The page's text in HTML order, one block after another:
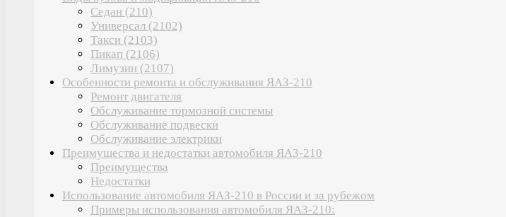
Седан (210)
Универсал (2102)
Такси (2103)
Пикап (2106)
Лимузин (2107)
Особенности ремонта и обслуживания ЯАЗ-210
Ремонт двигателя
Обслуживание тормозной системы
Обслуживание подвески
Обслуживание электрики
Преимущества и недостатки автомобиля ЯАЗ-210
Преимущества
Недостатки
Использование автомобиля ЯАЗ-210 в России и за рубежом
Примеры использования автомобиля ЯАЗ-210: